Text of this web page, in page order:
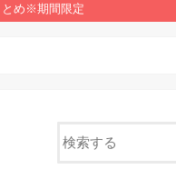
とめ※期間限定